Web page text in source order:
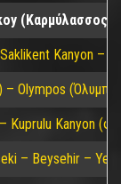
(Καρμύλασσος/
Kanyon –
Olympos
Kanyon
– Beysehir –